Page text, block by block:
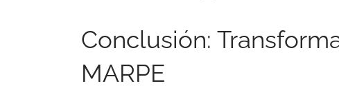
Conclusión:
MARPE